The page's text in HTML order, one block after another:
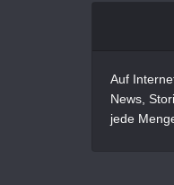
Auf
News,
jede